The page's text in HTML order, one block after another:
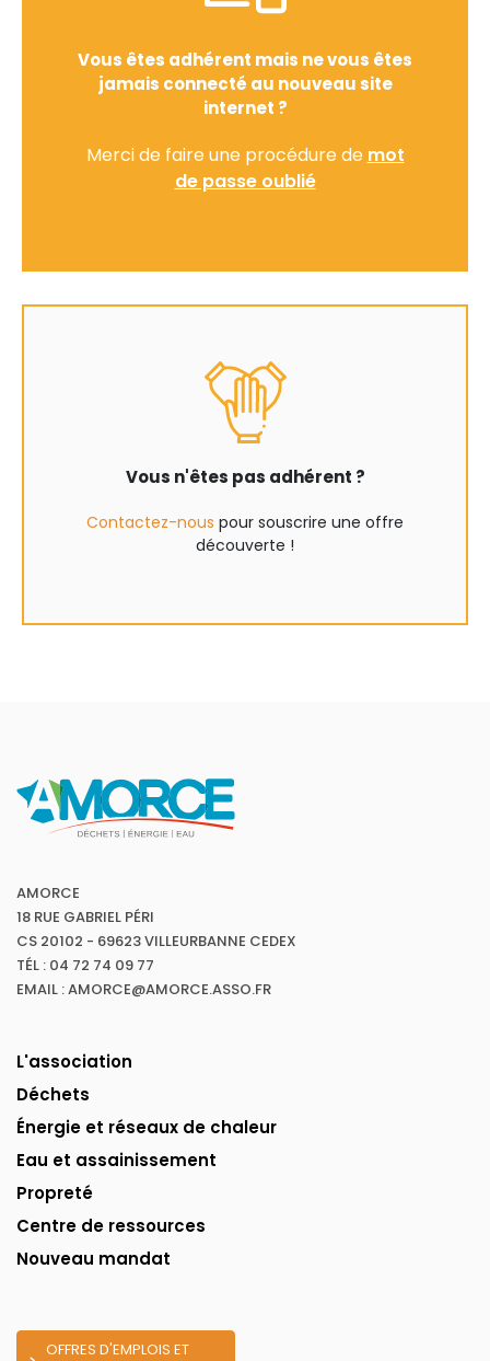
Vous êtes adhérent mais ne vous êtes
jamais connecté au nouveau site
internet ?
Merci de faire une procédure de mot
de passe oublié
Vous n'êtes pas adhérent ?
Contactez-nous pour souscrire une offre
découverte !
AMORCE
18 RUE GABRIEL PÉRI
CS 20102 - 69623 VILLEURBANNE CEDEX
TÉL : 04 72 74 09 77
EMAIL : AMORCE@AMORCE.ASSO.FR
L'association
Déchets
Énergie et réseaux de chaleur
Eau et assainissement
Propreté
Centre de ressources
Nouveau mandat
OFFRES D'EMPLOIS ET